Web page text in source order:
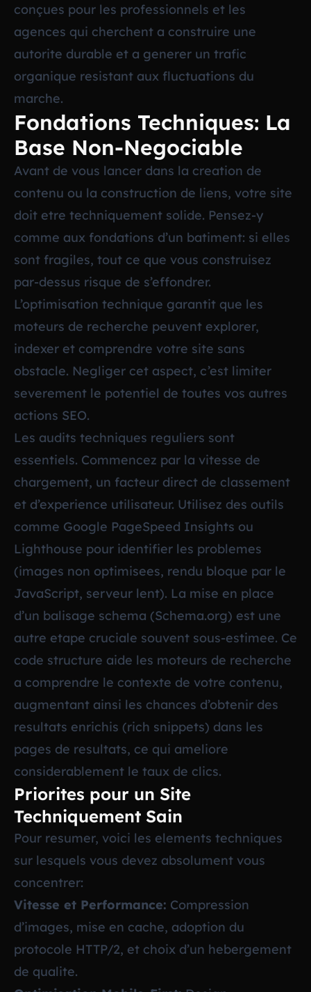
conçues pour les professionnels et les
agences qui cherchent a construire une
autorite durable et a generer un trafic
organique resistant aux fluctuations du
marche.
Fondations Techniques: La
Base Non-Negociable
Avant de vous lancer dans la creation de
contenu ou la construction de liens, votre site
doit etre techniquement solide. Pensez-y
comme aux fondations d’un batiment: si elles
sont fragiles, tout ce que vous construisez
par-dessus risque de s’effondrer.
L’optimisation technique garantit que les
moteurs de recherche peuvent explorer,
indexer et comprendre votre site sans
obstacle. Negliger cet aspect, c’est limiter
severement le potentiel de toutes vos autres
actions SEO.
Les audits techniques reguliers sont
essentiels. Commencez par la vitesse de
chargement, un facteur direct de classement
et d’experience utilisateur. Utilisez des outils
comme Google PageSpeed Insights ou
Lighthouse pour identifier les problemes
(images non optimisees, rendu bloque par le
JavaScript, serveur lent). La mise en place
d’un balisage schema (Schema.org) est une
autre etape cruciale souvent sous-estimee. Ce
code structure aide les moteurs de recherche
a comprendre le contexte de votre contenu,
augmentant ainsi les chances d’obtenir des
resultats enrichis (rich snippets) dans les
pages de resultats, ce qui ameliore
considerablement le taux de clics.
Priorites pour un Site
Techniquement Sain
Pour resumer, voici les elements techniques
sur lesquels vous devez absolument vous
concentrer:
Vitesse et Performance: Compression
d’images, mise en cache, adoption du
protocole HTTP/2, et choix d’un hebergement
de qualite.